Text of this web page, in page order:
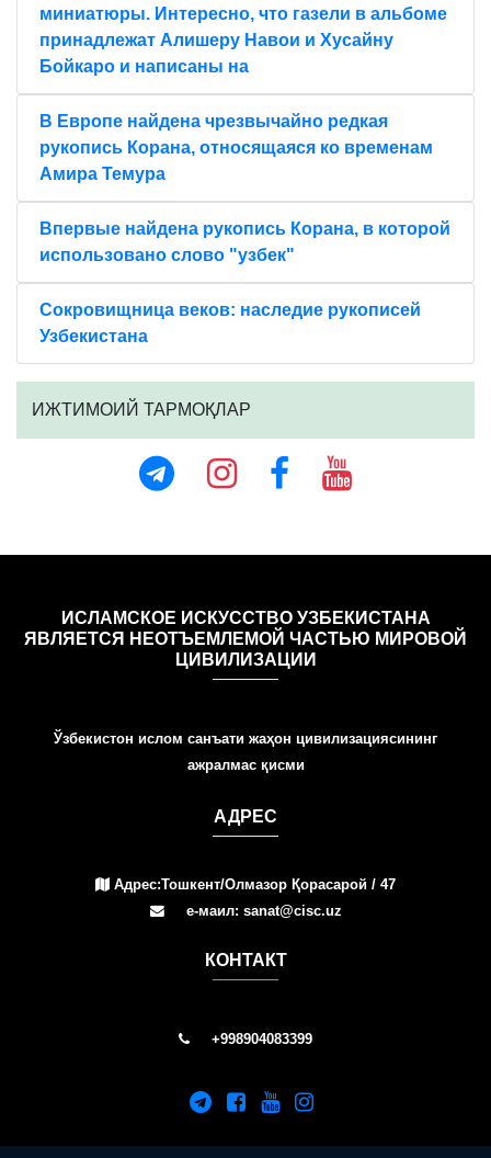
миниатюры. Интересно, что газели в альбоме
принадлежат Алишеру Навои и Хусайну
Бойкаро и написаны на
В Европе найдена чрезвычайно редкая
рукопись Корана, относящаяся ко временам
Амира Темура
Впервые найдена рукопись Корана, в которой
использовано слово "узбек"
Сокровищница веков: наследие рукописей
Узбекистана
ИЖТИМОИЙ ТАРМОҚЛАР
ИСЛАМСКОЕ ИСКУССТВО УЗБЕКИСТАНА
ЯВЛЯЕТСЯ НЕОТЪЕМЛЕМОЙ ЧАСТЬЮ МИРОВОЙ
ЦИВИЛИЗАЦИИ
Ўзбекистон ислом санъати жаҳон цивилизациясининг
ажралмас қисми
АДРЕС
Адрес:Тошкент/Олмазор Қорасарой / 47
е-маил: sanat@cisc.uz
КОНТАКТ
+998904083399